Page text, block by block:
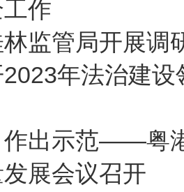
作
监管局开展调
年法治建设
作出示范——粤
展会议召开